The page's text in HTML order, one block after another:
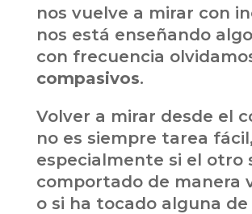
nos vuelve a mirar con
nos está enseñando
con frecuencia
compasivos.
Volver a mirar desde el
no es siempre tarea fácil,
especialmente si el otro
comportado de manera
o si ha tocado alguna de